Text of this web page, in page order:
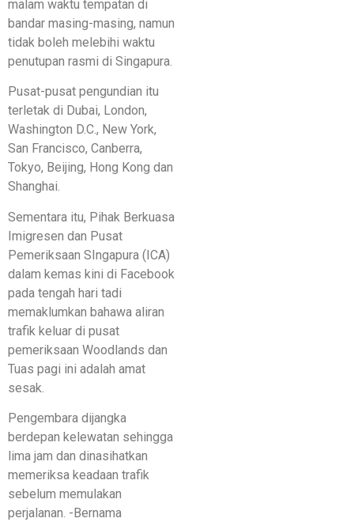
malam waktu tempatan di
bandar masing-masing, namun
tidak boleh melebihi waktu
penutupan rasmi di Singapura.
Pusat-pusat pengundian itu
terletak di Dubai, London,
Washington D.C., New York,
San Francisco, Canberra,
Tokyo, Beijing, Hong Kong dan
Shanghai.
Sementara itu, Pihak Berkuasa
Imigresen dan Pusat
Pemeriksaan SIngapura (ICA)
dalam kemas kini di Facebook
pada tengah hari tadi
memaklumkan bahawa aliran
trafik keluar di pusat
pemeriksaan Woodlands dan
Tuas pagi ini adalah amat
sesak.
Pengembara dijangka
berdepan kelewatan sehingga
lima jam dan dinasihatkan
memeriksa keadaan trafik
sebelum memulakan
perjalanan. -Bernama